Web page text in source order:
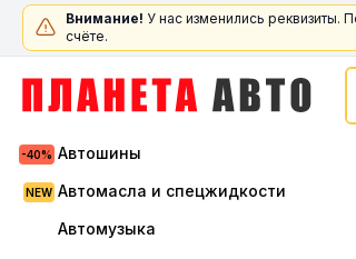
Внимание! У нас изменились реквизиты.
счёте.
Автошины
Автомасла и спецжидкости
Автомузыка